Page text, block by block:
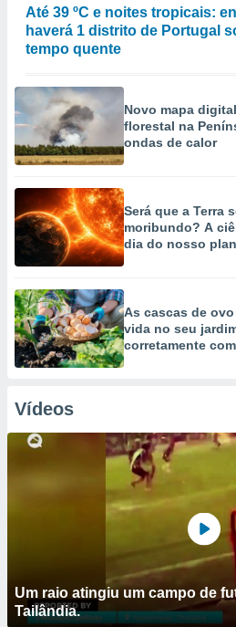
Até 39 ºC e noites tropicais:
haverá 1 distrito de Portugal
tempo quente
Novo mapa
florestal na
ondas de calor
Será que a Terra
moribundo? A
dia do nosso
As cascas de
vida no seu
corretamente
Vídeos
Um raio atingiu um campo de
Tailândia.